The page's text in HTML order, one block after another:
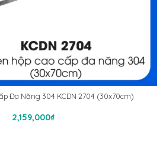
Đa Năng 304 KCDN 2704 (30x70cm)
2,159,000₫
Vào Giỏ Hàng